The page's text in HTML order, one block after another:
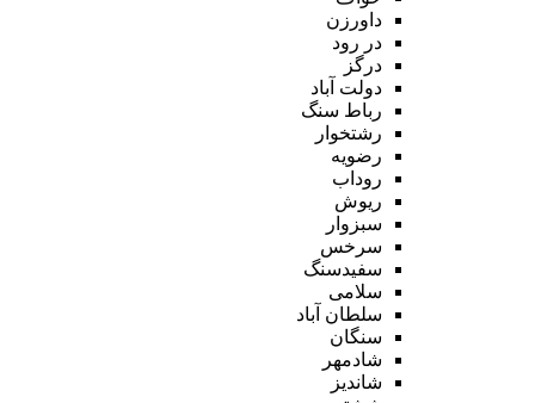
داورزن
در رود
درگز
دولت آباد
رباط سنگ
رشتخوار
رضویه
روداب
ریوش
سبزوار
سرخس
سفیدسنگ
سلامی
سلطان آباد
سنگان
شادمهر
شاندیز